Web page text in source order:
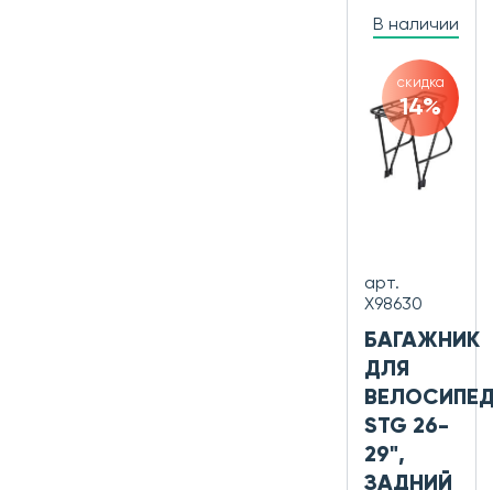
В наличии
скидка
14%
арт.
Х98630
БАГАЖНИК
ДЛЯ
STG 26-
29",
ЗАДНИЙ